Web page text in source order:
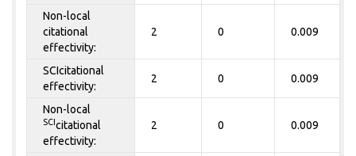
Non-local
citational
effectivity:
2 0 0.009
SCIcitational
effectivity:
2 0 0.009
Non-local
SCIcitational
effectivity:
2 0 0.009